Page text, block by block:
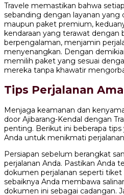
Travele memastikan bahwa
sebanding dengan layanan yang
maupun paket premium,
kendaraan yang terawat dengan
berpengalaman, menjamin
menyenangkan. Dengan
memilih paket yang sesuai
mereka tanpa khawatir
Tips Perjalanan
Menjaga keamanan dan
door Ajibarang-Kendal dengan
penting. Berikut ini beberapa
Anda untuk menikmati
Persiapan sebelum berangkat
perjalanan Anda. Pastikan Anda
dokumen perjalanan seperti tiket
sebaiknya Anda membawa
dokumen ini sebagai cadangan.